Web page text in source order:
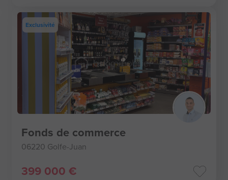
Exclusivité
Fonds de commerce
06220 Golfe-Juan
399 000 €